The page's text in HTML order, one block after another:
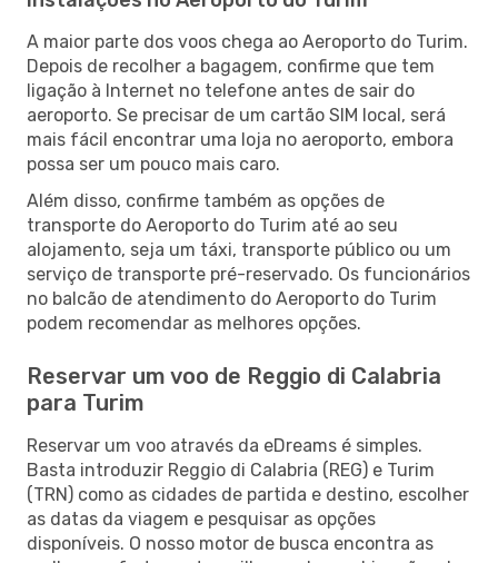
A maior parte dos voos chega ao Aeroporto do Turim.
Depois de recolher a bagagem, confirme que tem
ligação à Internet no telefone antes de sair do
aeroporto. Se precisar de um cartão SIM local, será
mais fácil encontrar uma loja no aeroporto, embora
possa ser um pouco mais caro.
Além disso, confirme também as opções de
transporte do Aeroporto do Turim até ao seu
alojamento, seja um táxi, transporte público ou um
serviço de transporte pré-reservado. Os funcionários
no balcão de atendimento do Aeroporto do Turim
podem recomendar as melhores opções.
Reservar um voo de Reggio di Calabria
para Turim
Reservar um voo através da eDreams é simples.
Basta introduzir Reggio di Calabria (REG) e Turim
(TRN) como as cidades de partida e destino, escolher
as datas da viagem e pesquisar as opções
disponíveis. O nosso motor de busca encontra as